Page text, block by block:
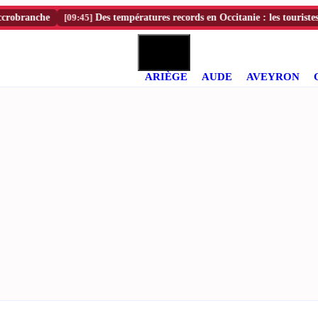
[09:45] Des températures records en Occitanie : les touristes
ARIÈGE AUDE AVEYRON